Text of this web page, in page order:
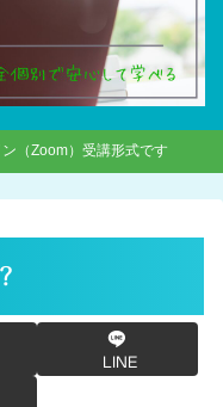
（Zoom）受講形式です
LINE